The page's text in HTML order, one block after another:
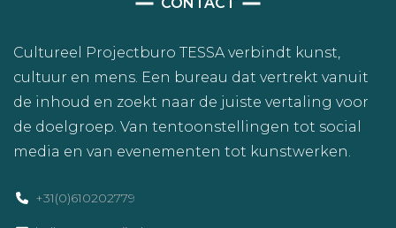
Cultureel Projectburo TESSA verbindt kunst,
cultuur en mens. Een bureau dat vertrekt vanuit
de inhoud en zoekt naar de juiste vertaling voor
de doelgroep. Van tentoonstellingen tot social
media en van evenementen tot kunstwerken.
+31(0)610202779